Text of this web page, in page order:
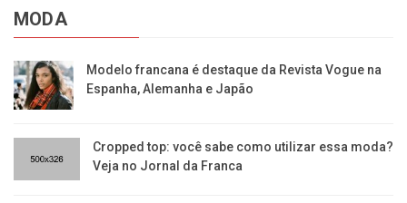
MODA
Modelo francana é destaque da Revista Vogue na
Espanha, Alemanha e Japão
Cropped top: você sabe como utilizar essa moda?
Veja no Jornal da Franca